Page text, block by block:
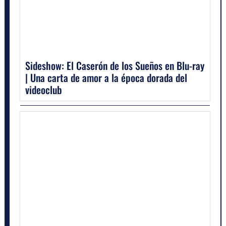
Sideshow: El Caserón de los Sueños en Blu-ray
| Una carta de amor a la época dorada del
videoclub